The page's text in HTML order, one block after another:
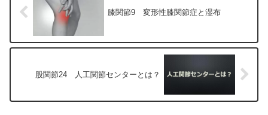
膝関節9 変形性膝関節症と湿布
股関節24 人工関節センターとは？